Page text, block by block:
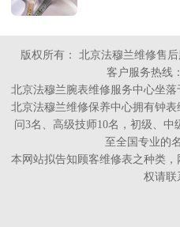
版权所有： 北京法穆兰维修售
客户服务热线
北京法穆兰腕表维修服务中心坐
北京法穆兰维修保养中心拥有钟
问3名、高级技师10名，初级、
至全国专业的
本网站拟告知顾客维修表之种类
权请联